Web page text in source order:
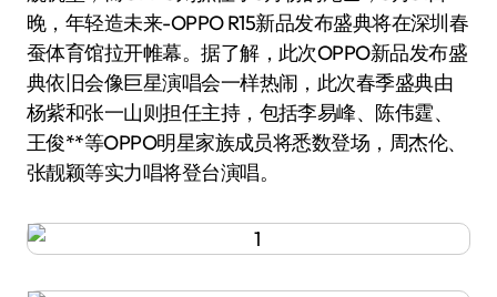
晚，年轻造未来-OPPO R15新品发布盛典将在深圳春
蚕体育馆拉开帷幕。据了解，此次OPPO新品发布盛
典依旧会像巨星演唱会一样热闹，此次春季盛典由
杨紫和张一山则担任主持，包括李易峰、陈伟霆、
王俊**等OPPO明星家族成员将悉数登场，周杰伦、
张靓颖等实力唱将登台演唱。